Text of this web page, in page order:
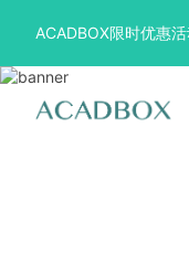
ACADBOX限时优惠